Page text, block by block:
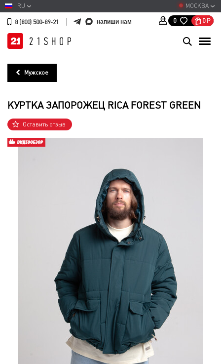
МОСКВА
RU
8 (800) 500-89-21 напиши нам 0 0 Р
Мужское
КУРТКА ЗАПОРОЖЕЦ RICA FOREST GREEN
Оставить отзыв